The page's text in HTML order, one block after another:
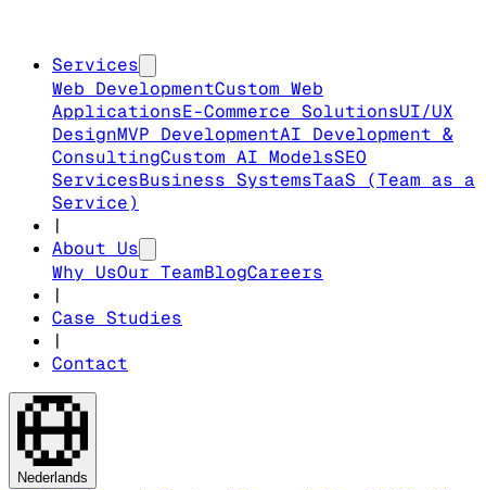
Services
Web DevelopmentCustom Web
ApplicationsE-Commerce SolutionsUI/UX
DesignMVP DevelopmentAI Development &
ConsultingCustom AI ModelsSEO
ServicesBusiness SystemsTaaS (Team as a
Service)
|
About Us
Why UsOur TeamBlogCareers
|
Case Studies
|
Contact
Nederlands